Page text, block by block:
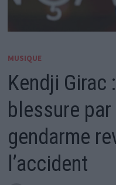
MUSIQUE
Kendji Girac
blessure
gendarme
l’accident